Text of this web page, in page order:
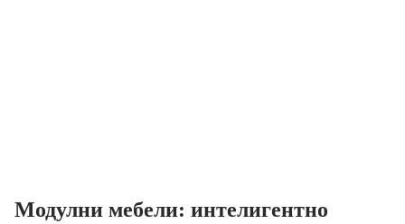
Модулни мебели: интелигентно